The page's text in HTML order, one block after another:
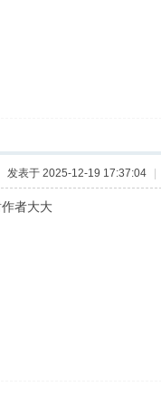
发表于 2025-12-19 17:37:04 |
者大大